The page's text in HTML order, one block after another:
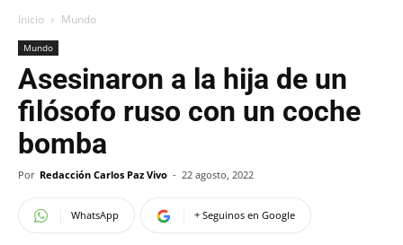
Inicio Mundo
Mundo
Asesinaron a la hija de un
filósofo ruso con un coche
bomba
Por Redacción Carlos Paz Vivo - 22 agosto, 2022
WhatsApp + Seguinos en Google